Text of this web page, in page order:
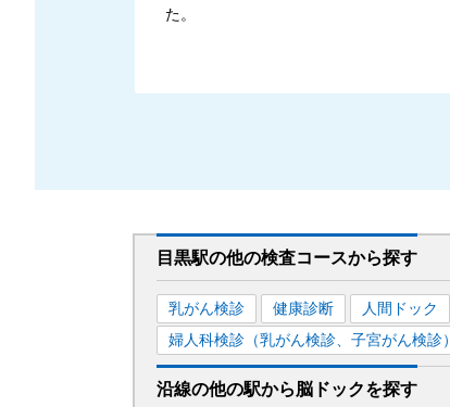
た。
目黒駅の他の検査コースから探す
乳がん検診 健康診断 人間ドック
婦人科検診（乳がん検診、子宮がん検診）
沿線の他の駅から脳ドックを探す